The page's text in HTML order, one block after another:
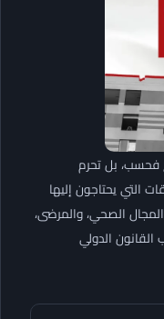
فحسب، بل تحرم
التي يحتاجون إليها
الصحي، والمرضى،
الدولي